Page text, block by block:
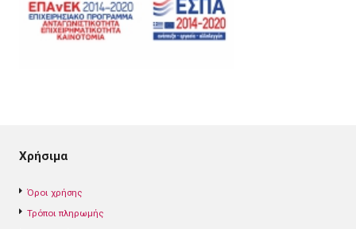
Χρήσιμα
Όροι χρήσης
Τρόποι πληρωμής